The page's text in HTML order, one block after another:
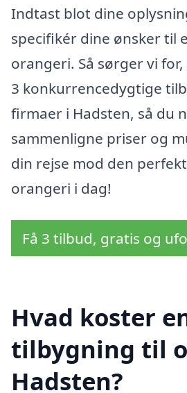
Indtast blot dine
specifikér dine ønsker til
orangeri. Så sørger vi
3 konkurrencedygtige
firmaer i Hadsten, så du
sammenligne priser og
din rejse mod den
orangeri i dag!
Få 3 tilbud, gratis og
Hvad koster
tilbygning til
Hadsten?